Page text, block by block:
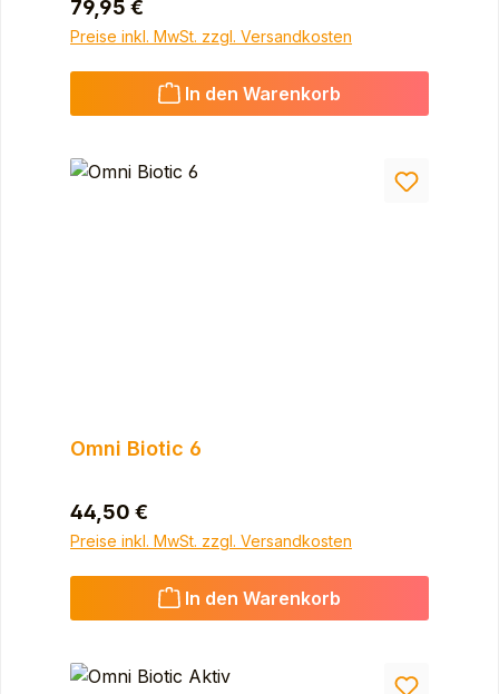
Regulärer Preis:
79,95 €
Preise inkl. MwSt. zzgl. Versandkosten
In den Warenkorb
Omni Biotic 6
Regulärer Preis:
44,50 €
Preise inkl. MwSt. zzgl. Versandkosten
In den Warenkorb